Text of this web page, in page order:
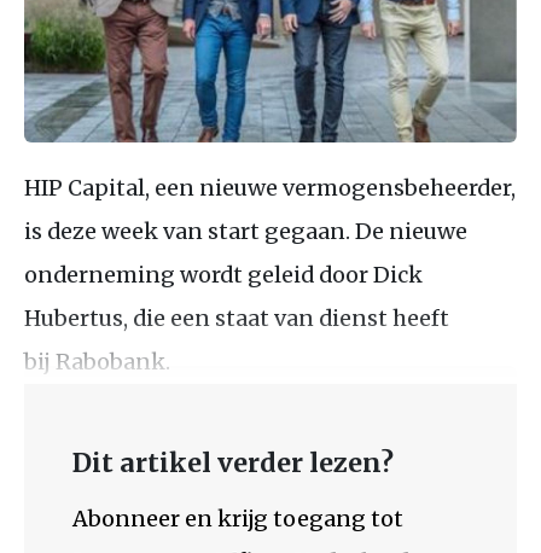
HIP Capital, een nieuwe vermogensbeheerder,
is deze week van start gegaan. De nieuwe
onderneming wordt geleid door Dick
Hubertus, die een staat van dienst heeft
bij Rabobank.
Dit artikel verder lezen?
Abonneer en krijg toegang tot